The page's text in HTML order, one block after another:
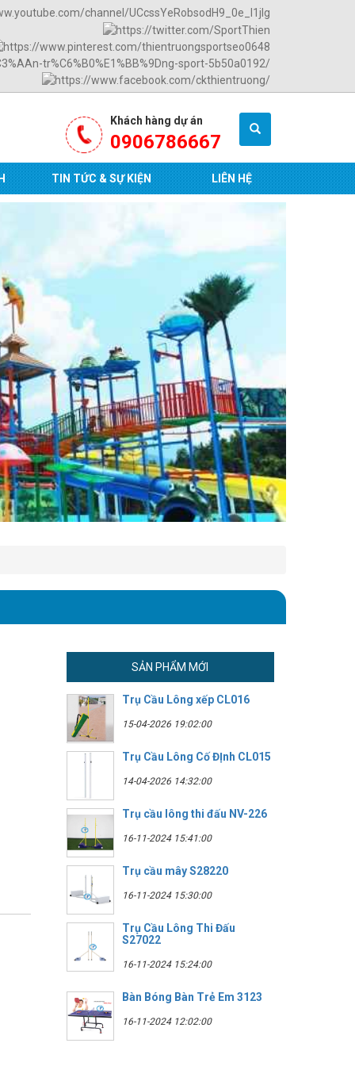
Khách hàng dự án
0906786667
TIN TỨC & SỰ KIỆN LIÊN HỆ
SẢN PHẨM MỚI
Trụ Cầu Lông xếp CL016
15-04-2026 19:02:00
Trụ Cầu Lông Cố ĐỊnh CL015
14-04-2026 14:32:00
Trụ cầu lông thi đấu NV-226
16-11-2024 15:41:00
Trụ cầu mây S28220
16-11-2024 15:30:00
Trụ Cầu Lông Thi Đấu
S27022
16-11-2024 15:24:00
Bàn Bóng Bàn Trẻ Em 3123
16-11-2024 12:02:00